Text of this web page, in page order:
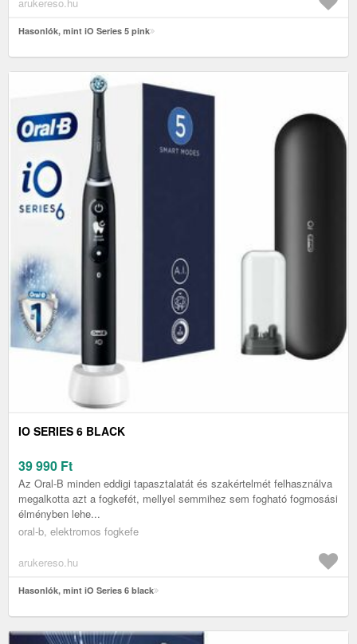
arukereso.hu
Hasonlók, mint iO Series 5 pink
IO SERIES 6 BLACK
39 990 Ft
Az Oral-B minden eddigi tapasztalatát és szakértelmét felhasználva
megalkotta azt a fogkefét, mellyel semmihez sem fogható fogmosási
élményben lehe...
oral-b, elektromos fogkefe
arukereso.hu
Hasonlók, mint iO Series 6 black